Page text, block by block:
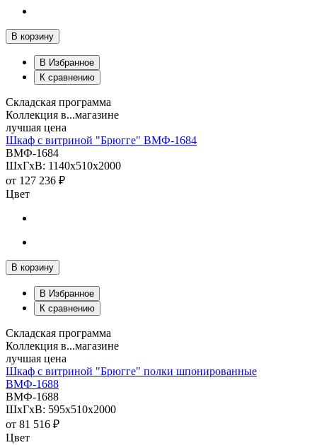
В корзину
В Избранное
К сравнению
Складская программа
Коллекция в...магазине
лучшая цена
Шкаф с витриной "Брюгге" ВМФ-1684
ВМФ-1684
ШхГхВ: 1140х510х2000
от 127 236 ₽
Цвет
В корзину
В Избранное
К сравнению
Складская программа
Коллекция в...магазине
лучшая цена
Шкаф с витриной "Брюгге" полки шпонированные
ВМФ-1688
ВМФ-1688
ШхГхВ: 595х510х2000
от 81 516 ₽
Цвет